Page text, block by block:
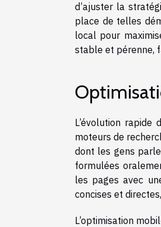
d’ajuster la
place de telles
local pour
stable et pérenne,
L’évolution
moteurs de
dont les gens
formulées
les pages avec
concises et
L’optimisation